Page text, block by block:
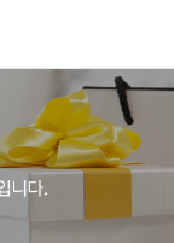
wr_is_comment
wr_id <> '89' order